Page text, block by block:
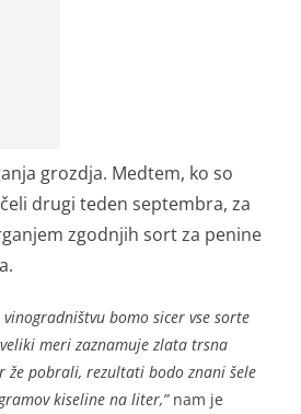
grozdja. Medtem, ko so
drugi teden septembra, za
zgodnjih sort za penine
bomo sicer vse sorte
meri zaznamuje zlata trsna
že pobrali, rezultati bodo znani šele
kiseline na liter,”nam je